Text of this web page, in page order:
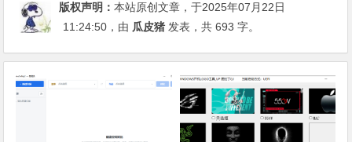
版权声明：本站原创文章，于2025年07月22日
11:24:50 ，由 瓜皮猪 发表，共 693 字。